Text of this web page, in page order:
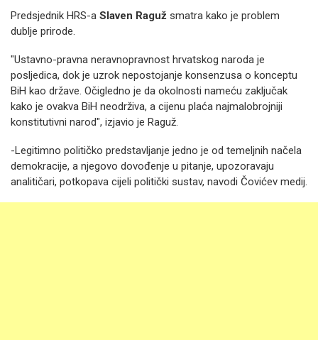
Predsjednik HRS-a Slaven Raguž smatra kako je problem
dublje prirode.
"Ustavno-pravna neravnopravnost hrvatskog naroda je
posljedica, dok je uzrok nepostojanje konsenzusa o konceptu
BiH kao države. Očigledno je da okolnosti nameću zaključak
kako je ovakva BiH neodrživa, a cijenu plaća najmalobrojniji
konstitutivni narod", izjavio je Raguž.
-Legitimno političko predstavljanje jedno je od temeljnih načela
demokracije, a njegovo dovođenje u pitanje, upozoravaju
analitičari, potkopava cijeli politički sustav, navodi Čovićev medij.